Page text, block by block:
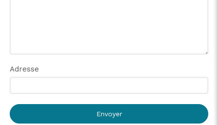
Adresse
Envoyer